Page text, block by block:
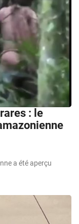
: le
a été aperçu